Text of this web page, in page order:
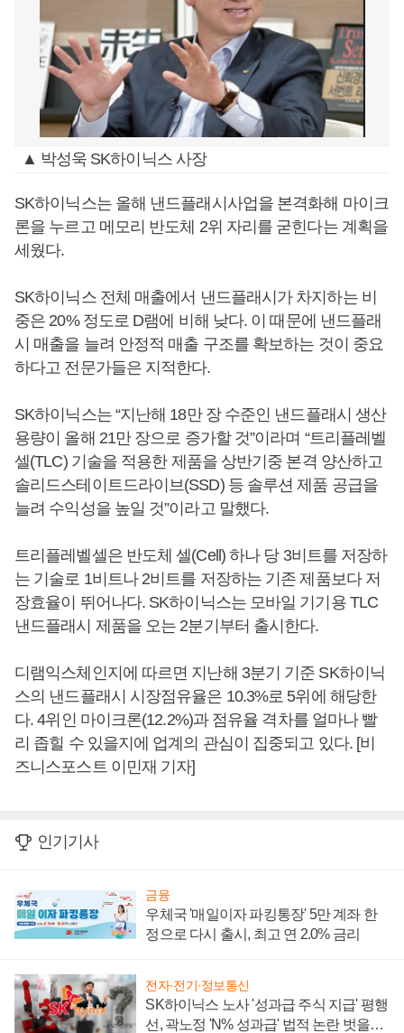
▲ 박성욱 SK하이닉스 사장
SK하이닉스는 올해 낸드플래시사업을 본격화해 마이크
론을 누르고 메모리 반도체 2위 자리를 굳힌다는 계획을
세웠다.
SK하이닉스 전체 매출에서 낸드플래시가 차지하는 비
중은 20% 정도로 D램에 비해 낮다. 이 때문에 낸드플래
시 매출을 늘려 안정적 매출 구조를 확보하는 것이 중요
하다고 전문가들은 지적한다.
SK하이닉스는 “지난해 18만 장 수준인 낸드플래시 생산
용량이 올해 21만 장으로 증가할 것”이라며 “트리플레벨
셀(TLC) 기술을 적용한 제품을 상반기중 본격 양산하고
솔리드스테이트드라이브(SSD) 등 솔루션 제품 공급을
늘려 수익성을 높일 것”이라고 말했다.
트리플레벨셀은 반도체 셀(Cell) 하나 당 3비트를 저장하
는 기술로 1비트나 2비트를 저장하는 기존 제품보다 저
장효율이 뛰어나다. SK하이닉스는 모바일 기기용 TLC
낸드플래시 제품을 오는 2분기부터 출시한다.
디램익스체인지에 따르면 지난해 3분기 기준 SK하이닉
스의 낸드플래시 시장점유율은 10.3%로 5위에 해당한
다. 4위인 마이크론(12.2%)과 점유율 격차를 얼마나 빨
리 좁힐 수 있을지에 업계의 관심이 집중되고 있다. [비
즈니스포스트 이민재 기자]
인기기사
금융
우체국 '매일이자 파킹통장' 5만 계좌 한
정으로 다시 출시, 최고 연 2.0% 금리
전자·전기·정보통신
SK하이닉스 노사 '성과급 주식 지급' 평행
선, 곽노정 'N% 성과급' 법적 논란 벗을지